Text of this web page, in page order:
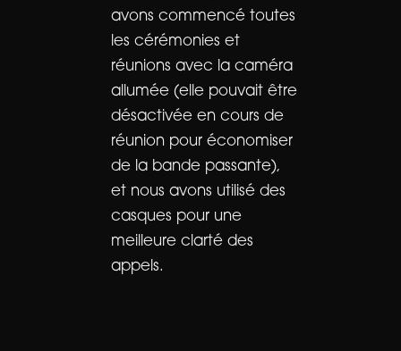
avons commencé toutes
les cérémonies et
réunions avec la caméra
allumée (elle pouvait être
désactivée en cours de
réunion pour économiser
de la bande passante),
et nous avons utilisé des
casques pour une
meilleure clarté des
appels.